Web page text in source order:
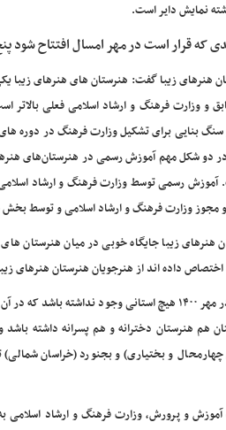
که قرار است در مهر امسال افتتاح
هنرهای زیبا گفت: هنرستان های هنرهای
بنایی برای تشکیل وزارت فرهنگ در دوره
دو شکل مهم آموزش رسمی در هنرستان‌های
رسمی توسط وزارت فرهنگ و ارشاد
مجوز وزارت فرهنگ و ارشاد اسلامی و توسط
هنرهای زیبا جایگاه خوبی در میان هنرستان
وی ادامه داد: قول داده بودیم که در مهر ۱۴۰۰ هیچ
هم هنرستان دخترانه و هم پسرانه داشته
و بختیاری) و بجنورد (خراسان
آموزش و پرورش، وزارت فرهنگ و ارشاد